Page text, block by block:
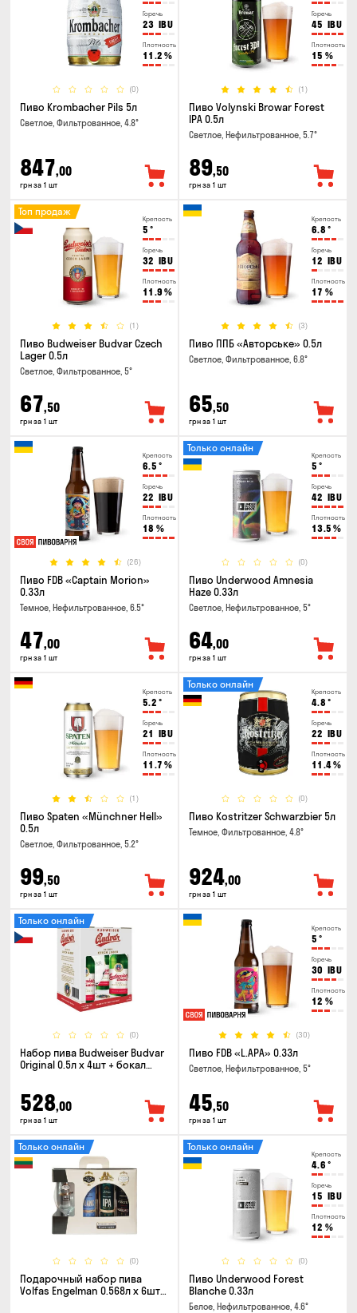
Горечь
23 IBU
Плотность
11.2 %
(0)
Пиво Krombacher Pils 5л
Светлое, Фильтрованное, 4.8°
847,00
грн за 1 шт
Горечь
45 IBU
Плотность
15 %
(1)
Пиво Volynski Browar Forest
IPA 0.5л
Светлое, Нефильтрованное, 5.7°
89,50
грн за 1 шт
Крепость
5 °
Горечь
32 IBU
Плотность
11.9 %
(1)
Топ продаж
Пиво Budweiser Budvar Czech
Lager 0.5л
Светлое, Фильтрованное, 5°
67,50
грн за 1 шт
Крепость
6.8 °
Горечь
12 IBU
Плотность
17 %
(3)
Пиво ППБ «Авторське» 0.5л
Светлое, Фильтрованное, 6.8°
65,50
грн за 1 шт
Крепость
6.5 °
Горечь
22 IBU
Плотность
18 %
(26)
Пиво FDB «Captain Morion»
0.33л
Темное, Нефильтрованное, 6.5°
47,00
грн за 1 шт
Крепость
5 °
Горечь
42 IBU
Плотность
13.5 %
(0)
Только онлайн
Пиво Underwood Amnesia
Haze 0.33л
Светлое, Нефильтрованное, 5°
64,00
грн за 1 шт
Крепость
5.2 °
Горечь
21 IBU
Плотность
11.7 %
(1)
Пиво Spaten «Münchner Hell»
0.5л
Светлое, Фильтрованное, 5.2°
99,50
грн за 1 шт
Крепость
4.8 °
Горечь
22 IBU
Плотность
11.4%
(0)
Только онлайн
Пиво Kostritzer Schwarzbier 5л
Темное, Фильтрованное, 4.8°
924,00
грн за 1 шт
(0)
Только онлайн
Набор пива Budweiser Budvar
Original 0.5л х 4шт + бокал
528,00
грн за 1 шт
Крепость
5 °
Горечь
30 IBU
Плотность
12 %
(30)
Пиво FDB «L.APA» 0.33л
Светлое, Нефильтрованное, 5°
45,50
грн за 1 шт
(0)
Только онлайн
Подарочный набор пива
Volfas Engelman 0.568л x 6шт +
Крепость
4.6 °
Горечь
15 IBU
Плотность
12 %
(0)
Только онлайн
Пиво Underwood Forest
Blanche 0.33л
Белое, Нефильтрованное, 4.6°